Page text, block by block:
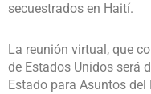
secuestrados en Haití.
La reunión virtual, que
de Estados Unidos será
Estado para Asuntos